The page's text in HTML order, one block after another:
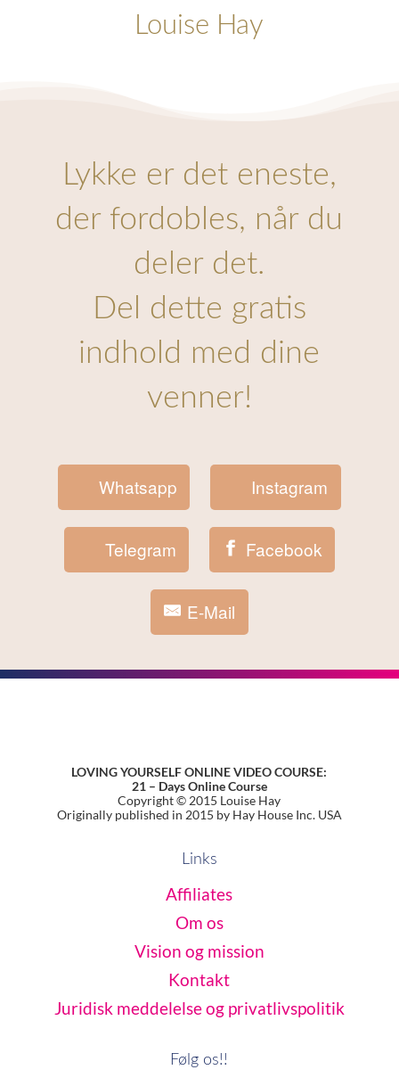
Louise Hay
Lykke er det eneste,
der fordobles, når du
deler det.
Del dette gratis
indhold med dine
venner!
Whatsapp Instagram
Telegram Facebook
E-Mail
LOVING YOURSELF ONLINE VIDEO COURSE:
21 – Days Online Course
Copyright © 2015 Louise Hay
Originally published in 2015 by Hay House Inc. USA
Links
Affiliates
Om os
Vision og mission
Kontakt
Juridisk meddelelse og privatlivspolitik
Følg os!!